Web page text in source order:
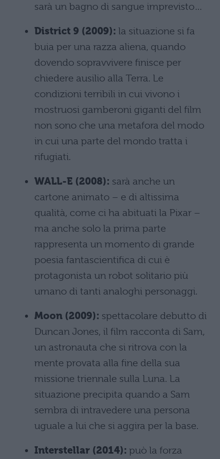
sarà un bagno di sangue imprevisto…
District 9 (2009): la situazione si fa
buia per una razza aliena, quando
dovendo sopravvivere finisce per
chiedere ausilio alla Terra. Le
condizioni terribili in cui vivono i
mostruosi gamberoni giganti del film
non sono che una metafora del modo
in cui una parte del mondo tratta i
rifugiati.
WALL-E (2008): sarà anche un
cartone animato – e di altissima
qualità, come ci ha abituati la Pixar –
ma anche solo la prima parte
rappresenta un momento di grande
poesia fantascientifica di cui è
protagonista un robot solitario più
umano di tanti analoghi personaggi.
Moon (2009): spettacolare debutto di
Duncan Jones, il film racconta di Sam,
un astronauta che si ritrova con la
mente provata alla fine della sua
missione triennale sulla Luna. La
situazione precipita quando a Sam
sembra di intravedere una persona
uguale a lui che si aggira per la base.
Interstellar (2014): può la forza